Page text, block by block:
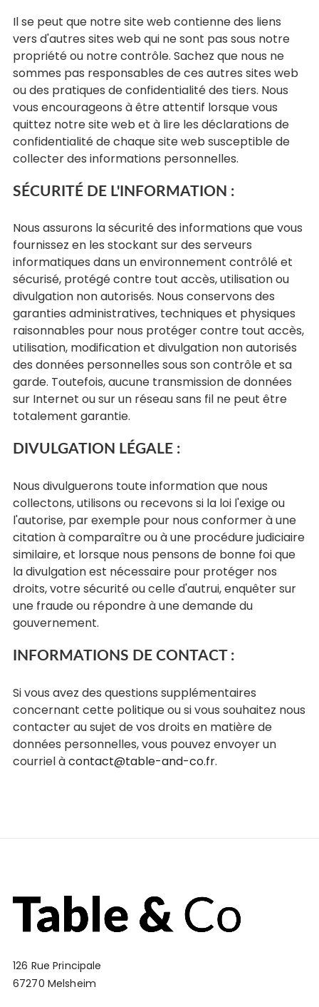
Il se peut que notre site web contienne des liens
vers d'autres sites web qui ne sont pas sous notre
propriété ou notre contrôle. Sachez que nous ne
sommes pas responsables de ces autres sites web
ou des pratiques de confidentialité des tiers. Nous
vous encourageons à être attentif lorsque vous
quittez notre site web et à lire les déclarations de
confidentialité de chaque site web susceptible de
collecter des informations personnelles.
SÉCURITÉ DE L'INFORMATION :
Nous assurons la sécurité des informations que vous
fournissez en les stockant sur des serveurs
informatiques dans un environnement contrôlé et
sécurisé, protégé contre tout accès, utilisation ou
divulgation non autorisés. Nous conservons des
garanties administratives, techniques et physiques
raisonnables pour nous protéger contre tout accès,
utilisation, modification et divulgation non autorisés
des données personnelles sous son contrôle et sa
garde. Toutefois, aucune transmission de données
sur Internet ou sur un réseau sans fil ne peut être
totalement garantie.
DIVULGATION LÉGALE :
Nous divulguerons toute information que nous
collectons, utilisons ou recevons si la loi l'exige ou
l'autorise, par exemple pour nous conformer à une
citation à comparaître ou à une procédure judiciaire
similaire, et lorsque nous pensons de bonne foi que
la divulgation est nécessaire pour protéger nos
droits, votre sécurité ou celle d'autrui, enquêter sur
une fraude ou répondre à une demande du
gouvernement.
INFORMATIONS DE CONTACT :
Si vous avez des questions supplémentaires
concernant cette politique ou si vous souhaitez nous
contacter au sujet de vos droits en matière de
données personnelles, vous pouvez envoyer un
courriel àcontact@table-and-co.fr.
126 Rue Principale
67270 Melsheim